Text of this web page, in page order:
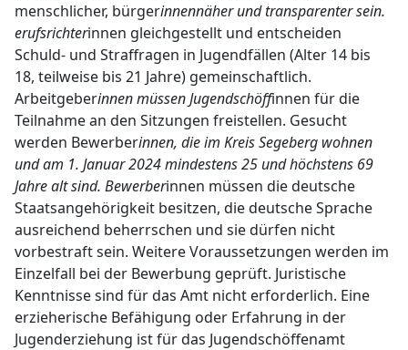
menschlicher, bürgerinnennäher und transparenter sein.
erufsrichterinnen gleichgestellt und entscheiden
Schuld- und Straffragen in Jugendfällen (Alter 14 bis
18, teilweise bis 21 Jahre) gemeinschaftlich.
Arbeitgeberinnen müssen Jugendschöffinnen für die
Teilnahme an den Sitzungen freistellen. Gesucht
werden Bewerberinnen, die im Kreis Segeberg wohnen
und am 1. Januar 2024 mindestens 25 und höchstens 69
Jahre alt sind. Bewerberinnen müssen die deutsche
Staatsangehörigkeit besitzen, die deutsche Sprache
ausreichend beherrschen und sie dürfen nicht
vorbestraft sein. Weitere Voraussetzungen werden im
Einzelfall bei der Bewerbung geprüft. Juristische
Kenntnisse sind für das Amt nicht erforderlich. Eine
erzieherische Befähigung oder Erfahrung in der
Jugenderziehung ist für das Jugendschöffenamt